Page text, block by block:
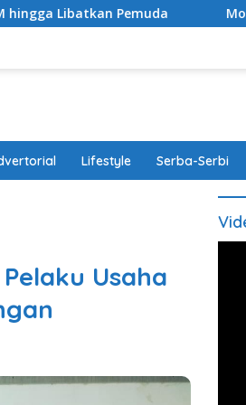
Modus Bawa Anak,
Lifestyle Serba-Serbi
Usaha